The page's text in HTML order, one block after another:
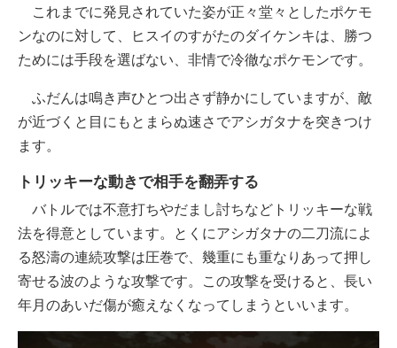
これまでに発見されていた姿が正々堂々としたポケモ
ンなのに対して、ヒスイのすがたのダイケンキは、勝つ
ためには手段を選ばない、非情で冷徹なポケモンです。
ふだんは鳴き声ひとつ出さず静かにしていますが、敵
が近づくと目にもとまらぬ速さでアシガタナを突きつけ
ます。
トリッキーな動きで相手を翻弄する
バトルでは不意打ちやだまし討ちなどトリッキーな戦
法を得意としています。とくにアシガタナの二刀流によ
る怒濤の連続攻撃は圧巻で、幾重にも重なりあって押し
寄せる波のような攻撃です。この攻撃を受けると、長い
年月のあいだ傷が癒えなくなってしまうといいます。